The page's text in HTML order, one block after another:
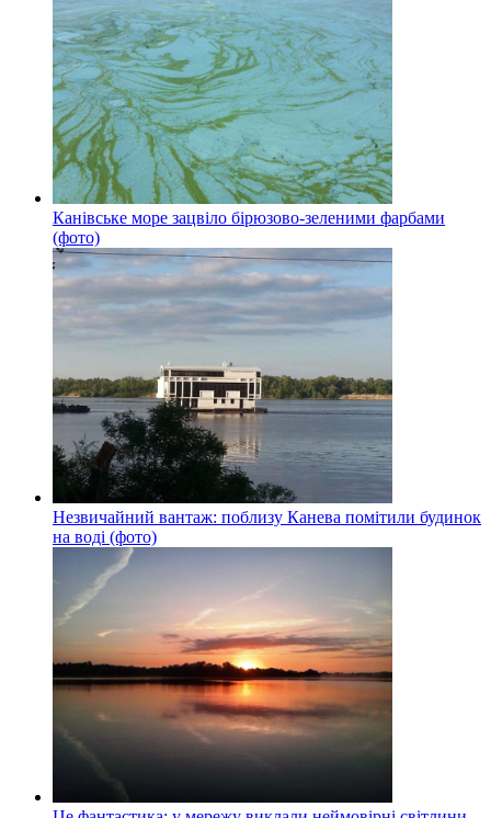
Канівське море зацвіло бірюзово-зеленими фарбами
(фото)
Незвичайний вантаж: поблизу Канева помітили будинок
на воді (фото)